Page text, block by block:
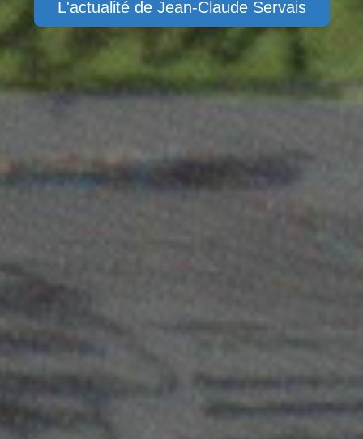
L'actualité de Jean-Claude Servais